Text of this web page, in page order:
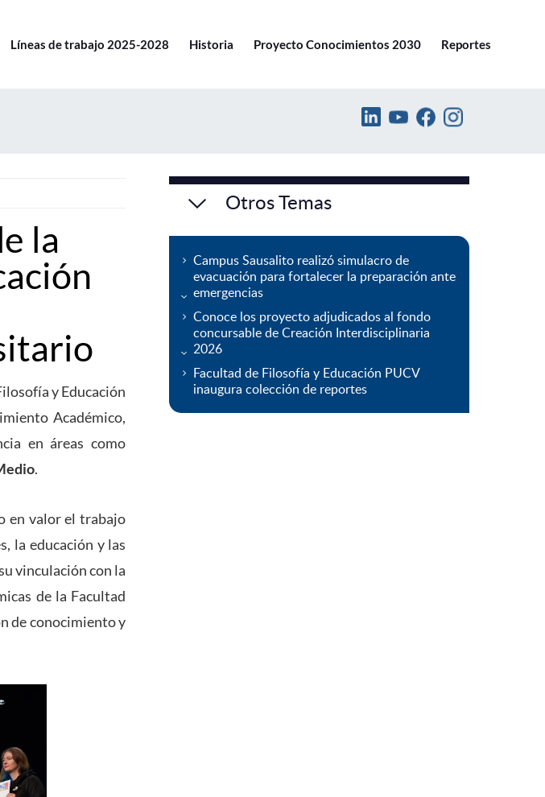
Líneas de trabajo 2025-2028 Historia Proyecto Conocimientos 2030 Reportes
la
y Educación
Académico,
en áreas como
.
en valor el trabajo
la educación y las
vinculación con la
de la Facultad
de conocimiento y
Otros Temas
Campus Sausalito realizó simulacro de
evacuación para fortalecer la preparación ante
emergencias
Conoce los proyecto adjudicados al fondo
concursable de Creación Interdisciplinaria
2026
Facultad de Filosofía y Educación PUCV
inaugura colección de reportes